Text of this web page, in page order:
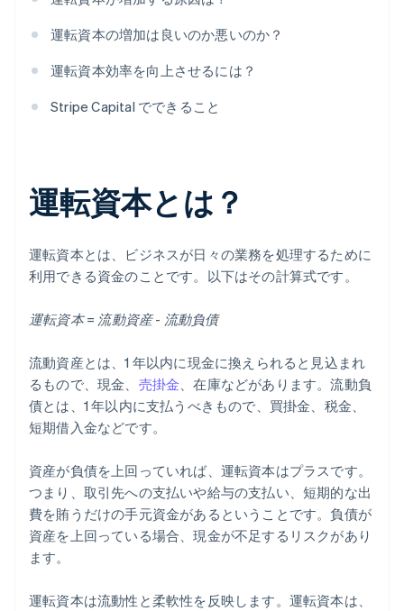
運転資本の増加は良いのか悪いのか？
運転資本効率を向上させるには？
Stripe Capital でできること
運転資本とは？
運転資本とは、ビジネスが日々の業務を処理するために
利用できる資金のことです。以下はその計算式です。
運転資本 = 流動資産 - 流動負債
流動資産とは、1 年以内に現金に換えられると見込まれ
るもので、現金、 売掛金、在庫などがあります。流動負
債とは、1 年以内に支払うべきもので、買掛金、税金、
短期借入金などです。
資産が負債を上回っていれば、運転資本はプラスです。
つまり、取引先への支払いや給与の支払い、短期的な出
費を賄うだけの手元資金があるということです。負債が
資産を上回っている場合、現金が不足するリスクがあり
ます。
運転資本は流動性と柔軟性を反映します。運転資本は、